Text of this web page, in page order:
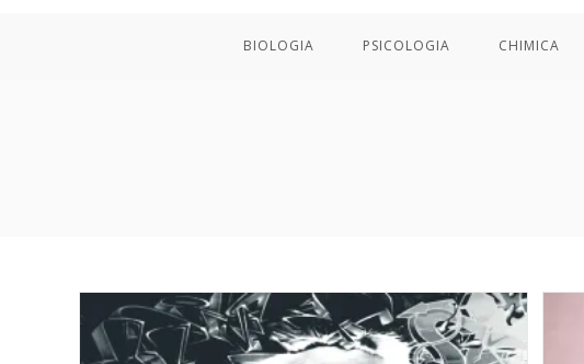
BIOLOGIA PSICOLOGIA CHIMICA